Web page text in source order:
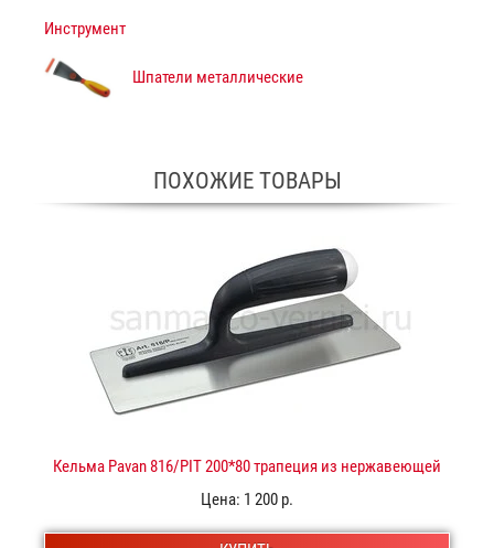
Инструмент
Шпатели металлические
ПОХОЖИЕ ТОВАРЫ
Кельма Pavan 816/PIT 200*80 трапеция из нержавеющей
стали
Цена: 1 200 р.